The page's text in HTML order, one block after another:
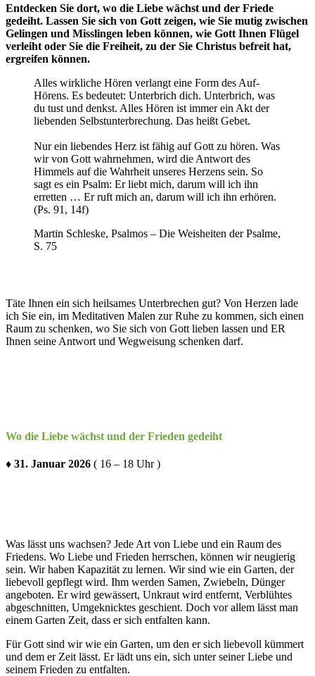
Entdecken Sie dort, wo die Liebe wächst und der Friede
gedeiht. Lassen Sie sich von Gott zeigen, wie Sie mutig zwischen
Gelingen und Misslingen leben können, wie Gott Ihnen Flügel
verleiht oder Sie die Freiheit, zu der Sie Christus befreit hat,
ergreifen können.
Alles wirkliche Hören verlangt eine Form des Auf-
Hörens. Es bedeutet: Unterbrich dich. Unterbrich, was
du tust und denkst. Alles Hören ist immer ein Akt der
liebenden Selbstunterbrechung. Das heißt Gebet.
Nur ein liebendes Herz ist fähig auf Gott zu hören. Was
wir von Gott wahrnehmen, wird die Antwort des
Himmels auf die Wahrheit unseres Herzens sein. So
sagt es ein Psalm: Er liebt mich, darum will ich ihn
erretten … Er ruft mich an, darum will ich ihn erhören.
(Ps. 91, 14f)
Martin Schleske, Psalmos – Die Weisheiten der Psalme,
S. 75
Täte Ihnen ein sich heilsames Unterbrechen gut? Von Herzen lade
ich Sie ein, im Meditativen Malen zur Ruhe zu kommen, sich einen
Raum zu schenken, wo Sie sich von Gott lieben lassen und ER
Ihnen seine Antwort und Wegweisung schenken darf.
Wo die Liebe wächst und der Frieden gedeiht
♦ 31. Januar 2026 ( 16 – 18 Uhr )
Was lässt uns wachsen? Jede Art von Liebe und ein Raum des
Friedens. Wo Liebe und Frieden herrschen, können wir neugierig
sein. Wir haben Kapazität zu lernen. Wir sind wie ein Garten, der
liebevoll gepflegt wird. Ihm werden Samen, Zwiebeln, Dünger
angeboten. Er wird gewässert, Unkraut wird entfernt, Verblühtes
abgeschnitten, Umgeknicktes geschient. Doch vor allem lässt man
einem Garten Zeit, dass er sich entfalten kann.
Für Gott sind wir wie ein Garten, um den er sich liebevoll kümmert
und dem er Zeit lässt. Er lädt uns ein, sich unter seiner Liebe und
seinem Frieden zu entfalten.